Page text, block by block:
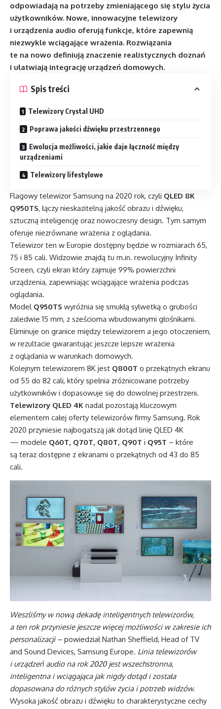
odpowiadają na potrzeby zmieniającego się stylu życia
użytkowników. Nowe, innowacyjne telewizory
i urządzenia audio oferują funkcje, które zapewnią
niezwykle wciągające wrażenia. Rozwiązania
te na nowo definiują znaczenie realistycznych doznań
i ułatwiają integrację urządzeń domowych.
Spis treści
Telewizory Crystal UHD
Poprawa jakości dźwięku przestrzennego
Ewolucja możliwości, jakie daje łączność między
urządzeniami
Telewizory lifestylowe
Flagowy telewizor Samsung na 2020 rok, czyli QLED 8K
Q950TS, łączy nieskazitelną jakość obrazu i dźwięku,
sztuczną inteligencję oraz nowoczesny design. Tym samym
oferuje niezrównane wrażenia z oglądania.
Telewizor ten w Europie dostępny będzie w rozmiarach 65,
75 i 85 cali. Widzowie znajdą tu m.in. rewolucyjny Infinity
Screen, czyli ekran który zajmuje 99% powierzchni
urządzenia, zapewniając wciągające wrażenia podczas
oglądania.
Model Q950TS wyróżnia się smukłą sylwetką o grubości
zaledwie 15 mm, z sześcioma wbudowanymi głośnikami.
Eliminuje on granice między telewizorem a jego otoczeniem,
w rezultacie gwarantując jeszcze lepsze wrażenia
z oglądania w warunkach domowych.
Kolejnym telewizorem 8K jest Q800T o przekątnych ekranu
od 55 do 82 cali, który spełnia zróżnicowane potrzeby
użytkowników i dopasowuje się do dowolnej przestrzeni.
Telewizory QLED 4K nadal pozostają kluczowym
elementem całej oferty telewizorów firmy Samsung. Rok
2020 przyniesie najbogatszą jak dotąd linię QLED 4K
— modele Q60T, Q70T, Q80T, Q90T i Q95T – które
są teraz dostępne z ekranami o przekątnych od 43 do 85
cali.
Weszliśmy w nową dekadę inteligentnych telewizorów,
a ten rok przyniesie jeszcze więcej możliwości w zakresie ich
personalizacji – powiedział Nathan Sheffield, Head of TV
and Sound Devices, Samsung Europe. Linia telewizorów
i urządzeń audio na rok 2020 jest wszechstronna,
inteligentna i wciągająca jak nigdy dotąd i została
dopasowana do różnych stylów życia i potrzeb widzów.
Wysoka jakość obrazu i dźwięku to charakterystyczne cechy